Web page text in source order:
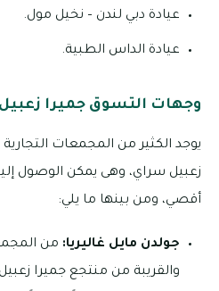
عيادة دبي لندن – نخيل مول.
عيادة الداس الطبية.
وجهات التسوق جميرا
يوجد الكثير من المجمعات
أقصي، ومن بينها ما يلي:
جولدن مايل غاليريا: من
والقريبة من منتجع جميرا